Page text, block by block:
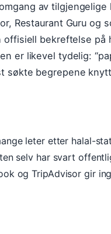
av tilgjengelige
Restaurant Guru og
offisiell bekreftelse på
er likevel tydelig:
søkte begrepene
leter etter halal-
selv har svart
og TripAdvisor gir